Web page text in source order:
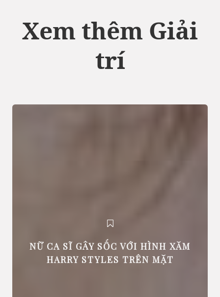
Xem thêm Giải
trí
NỮ CA SĨ GÂY SỐC VỚI HÌNH XĂM
HARRY STYLES TRÊN MẶT